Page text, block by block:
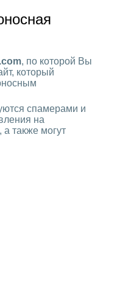
, по которой Вы
который
спамерами и
на
также могут